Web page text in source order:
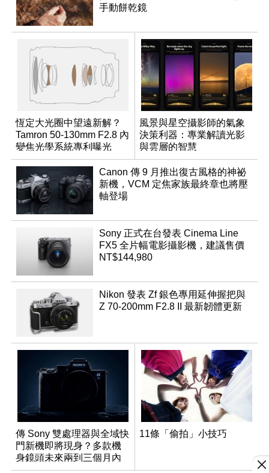
手動餅乾鏡
恆定大光圈中望遠新解？
Tamron 50-130mm F2.8 內
變焦光學系統專利曝光
風景與星空攝影師的氣象
決策利器：專業解讀光影
與雲層的智慧
App「Atmos」登場
Canon 傳 9 月推出復古風格的神祕
新機，VCM 定焦家族最終章也將壓
軸登場
Sony 正式在台發表 Cinema Line
FX5 全片幅電影攝影機，建議售價
NT$144,980
Nikon 發表 Zf 銀色專用延伸握把與
Z 70-200mm F2.8 II 最新韌體更新
傳 Sony 雙處理器與全域快
門新機即將現身？多款機
身鏡頭未來兩到三個月內
有望登場
11條「偷拍」小技巧